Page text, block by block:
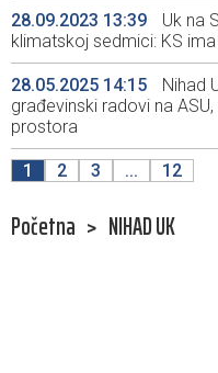
28.09.2023 13:39
Uk na
klimatskoj sedmici: KS
28.05.2025 14:15
Nihad
građevinski radovi na
prostora
1 2 3 ... 12
Početna > NIHAD UK